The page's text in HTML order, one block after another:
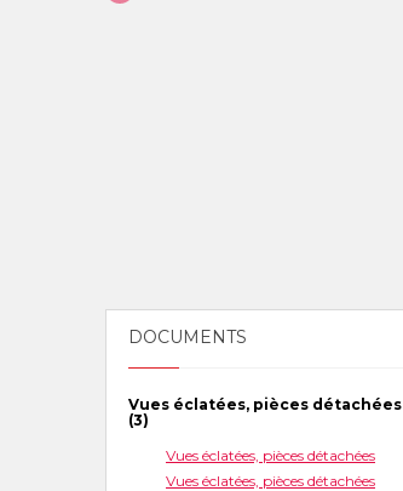
DOCUMENTS
Vues éclatées, pièces détachées
(3)
Vues éclatées, pièces détachées
Vues éclatées, pièces détachées